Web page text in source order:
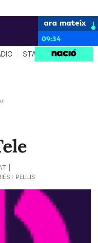
ara mateix
09:34
STAR SYSTEM
I PEL·LIS